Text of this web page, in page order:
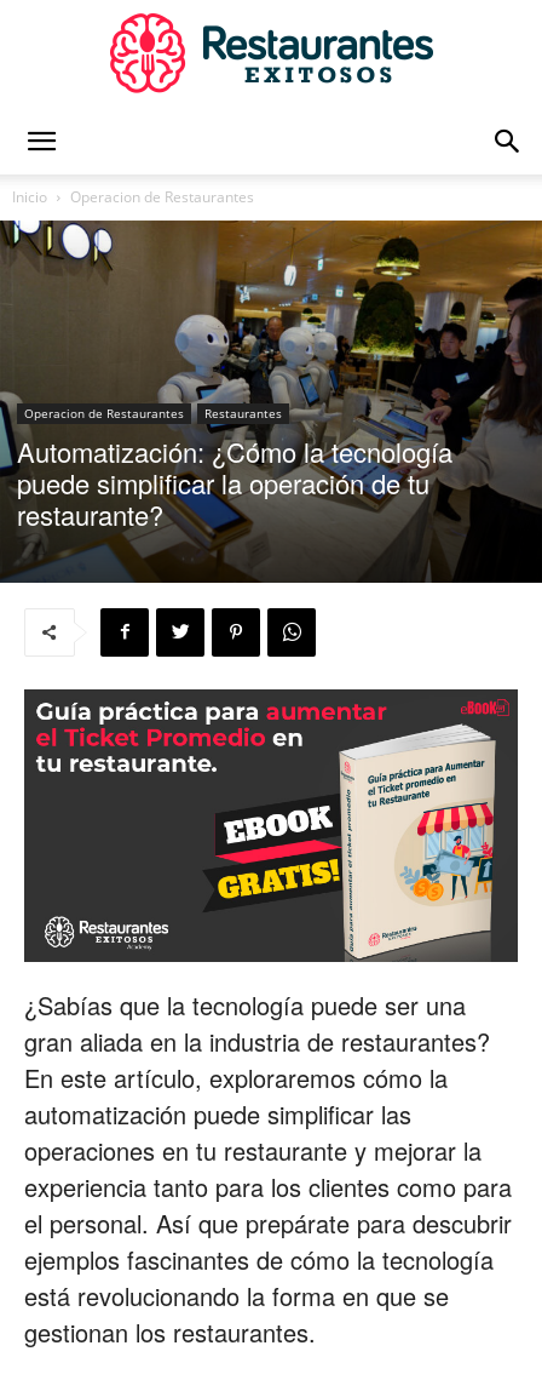
Exitosos
|
Capacitación
para
Restaurantes
|
de
Restaurantes
Inicio Operacion de Restaurantes
Operacion de Restaurantes Restaurantes
Automatización: ¿Cómo la tecnología
puede simplificar la operación de tu
restaurante?
¿Sabías que la tecnología puede ser una
gran aliada en la industria de restaurantes?
En este artículo, exploraremos cómo la
automatización puede simplificar las
operaciones en tu restaurante y mejorar la
experiencia tanto para los clientes como para
el personal. Así que prepárate para descubrir
ejemplos fascinantes de cómo la tecnología
está revolucionando la forma en que se
gestionan los restaurantes.